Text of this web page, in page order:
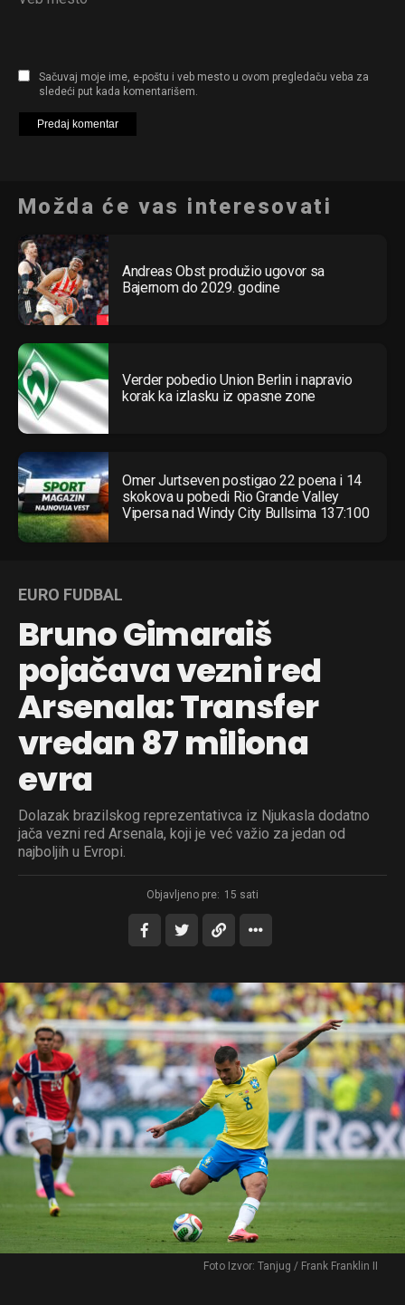
Sačuvaj moje ime, e-poštu i veb mesto u ovom pregledaču veba za
sledeći put kada komentarišem.
Možda će vas interesovati
Andreas Obst produžio ugovor sa
Bajernom do 2029. godine
Verder pobedio Union Berlin i napravio
korak ka izlasku iz opasne zone
Omer Jurtseven postigao 22 poena i 14
skokova u pobedi Rio Grande Valley
Vipersa nad Windy City Bullsima 137:100
EURO FUDBAL
Bruno Gimaraiš
pojačava vezni red
Arsenala: Transfer
vredan 87 miliona
evra
Dolazak brazilskog reprezentativca iz Njukasla dodatno
jača vezni red Arsenala, koji je već važio za jedan od
najboljih u Evropi.
Objavljeno pre: 15 sati
Foto Izvor: Tanjug / Frank Franklin II